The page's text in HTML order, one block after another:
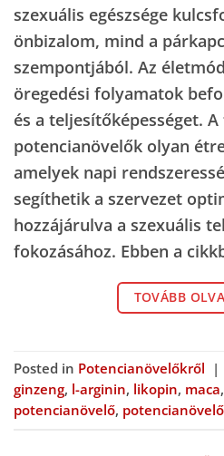
szexuális egészsége
önbizalom, mind a
szempontjából. Az
öregedési folyamatok
és a teljesítőképességet.
potencianövelők olyan
amelyek napi
segíthetik a szervezet
hozzájárulva a szexuális
fokozásához. Ebben a
TOVÁBB
Posted in Potencianövelőkről |
ginzeng, l-arginin, likopin, maca,
potencianövelő,